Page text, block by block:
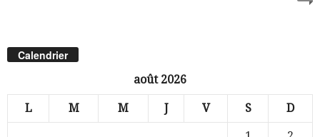
Calendrier
août 2026
L M M J V S D